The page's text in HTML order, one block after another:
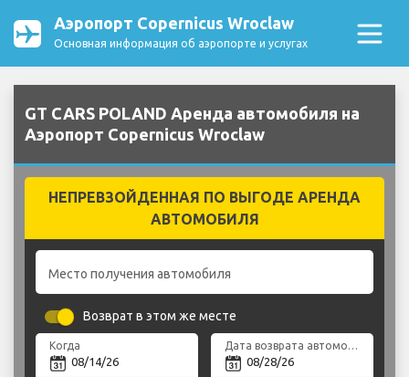
Аэропорт Copernicus Wroclaw
Основная информация об аэропорте и услугах
GT CARS POLAND Аренда автомобиля на
Аэропорт Copernicus Wroclaw
НЕПРЕВЗОЙДЕННАЯ ПО ВЫГОДЕ АРЕНДА
АВТОМОБИЛЯ
Место получения автомобиля
Возврат в этом же месте
Когда Дата возврата автомобиля